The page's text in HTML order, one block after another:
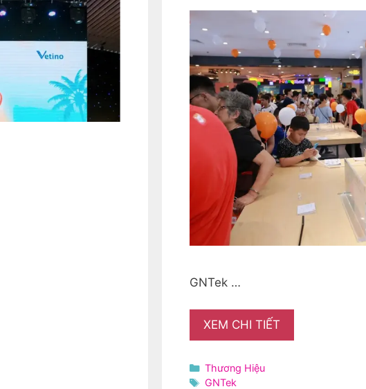
GNTek …
XEM CHI TIẾT
Danh
mục
Thương Hiệu
Thẻ
GNTek